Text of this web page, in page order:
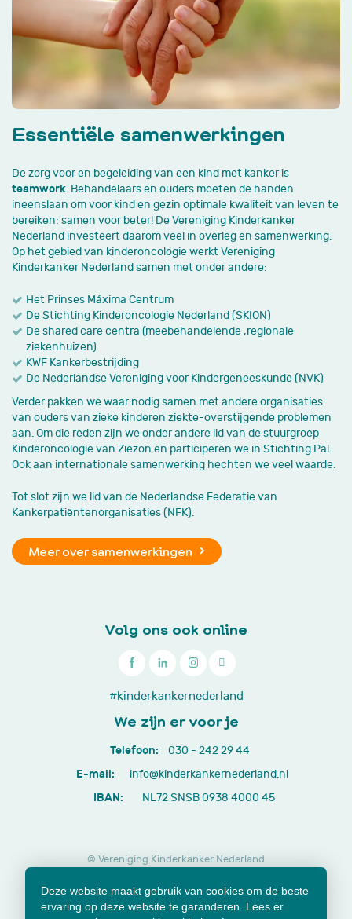
Deze website maakt gebruik van cookies om de beste
ervaring op deze website te garanderen. Lees er
Essentiële samenwerkingen
De zorg voor en begeleiding van een kind met kanker is
teamwork. Behandelaars en ouders moeten de handen
ineenslaan om voor kind en gezin optimale kwaliteit van leven te
bereiken: samen voor beter! De Vereniging Kinderkanker
Nederland investeert daarom veel in overleg en samenwerking.
Op het gebied van kinderoncologie werkt Vereniging
Kinderkanker Nederland samen met onder andere:
Het Prinses Máxima Centrum
De Stichting Kinderoncologie Nederland (SKION)
De shared care centra (meebehandelende ,regionale
ziekenhuizen)
KWF Kankerbestrijding
De Nederlandse Vereniging voor Kindergeneeskunde (NVK)
Verder pakken we waar nodig samen met andere organisaties
van ouders van zieke kinderen ziekte-overstijgende problemen
aan. Om die reden zijn we onder andere lid van de stuurgroep
Kinderoncologie van Ziezon en participeren we in Stichting Pal.
Ook aan internationale samenwerking hechten we veel waarde.
Tot slot zijn we lid van de Nederlandse Federatie van
Kankerpatiëntenorganisaties (NFK).
Meer over samenwerkingen
Volg ons ook online

242
29
44
#kinderkankernederland
We zijn er voor je
Telefoon:
030 - 242 29 44
E-mail:
info@kinderkankernederland.nl
IBAN:
NL72 SNSB 0938 4000 45
© Vereniging Kinderkanker Nederland
Lidmaatschap opzeggen
Jaarverslagen en documenten
Klachtenformulier